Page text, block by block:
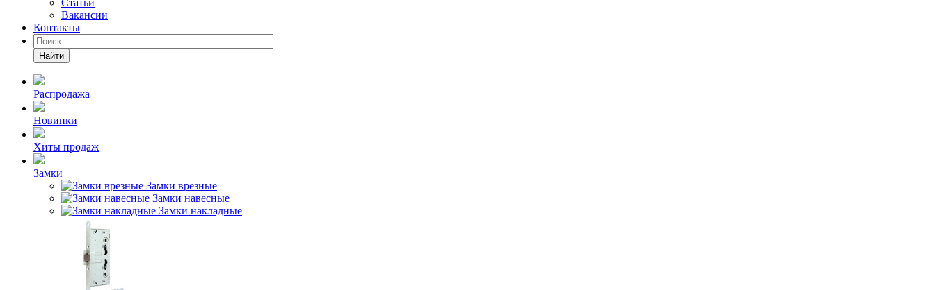
Статьи
Вакансии
Контакты
Найти
Распродажа
Новинки
Хиты продаж
Замки
Замки врезные
Замки навесные
Замки накладные